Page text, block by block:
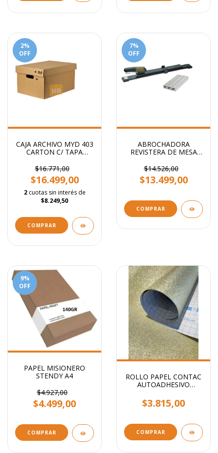
2%
OFF
CAJA ARCHIVO MYD 403
CARTON C/ TAPA
CM
$16.771,00
$16.499,00
2 cuotas sin interés de
$8.249,50
COMPRAR
7%
OFF
ABROCHADORA
REVISTERA DE MESA
$14.526,00
$13.499,00
9%
OFF
PAPEL MISIONERO
STENDY A4
$4.927,00
$4.499,00
COMPRAR
ROLLO PAPEL CONTAC
AUTOADHESIVO
X 45CM
$3.815,00
COMPRAR